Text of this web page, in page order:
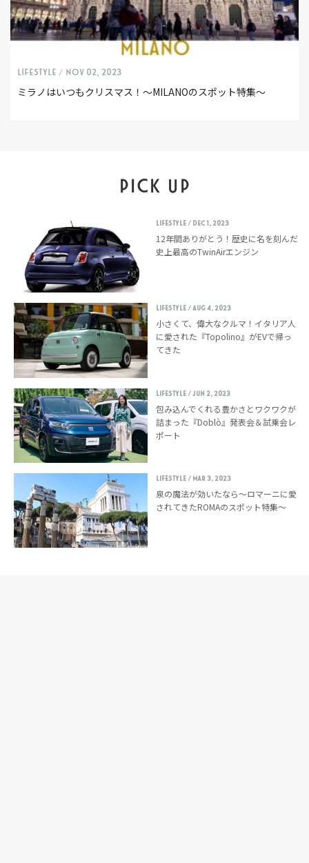
LIFESTYLE / Nov 02, 2023
ミラノはいつもクリスマス！〜MILANOのスポット特集〜
PICK UP
LIFESTYLE / Dec 1, 2023
12年間ありがとう！歴史に名を刻んだ
史上最高のTwinAirエンジン
LIFESTYLE / Aug 4, 2023
小さくて、偉大なクルマ！イタリア人
に愛された『Topolino』がEVで帰っ
てきた
LIFESTYLE / Jun 2, 2023
包み込んでくれる豊かさとワクワクが
詰まった『Doblò』発表会＆試乗会レ
ポート
LIFESTYLE / Mar 3, 2023
泉の魔法が効いたなら〜ロマーニに愛
されてきたROMAのスポット特集〜